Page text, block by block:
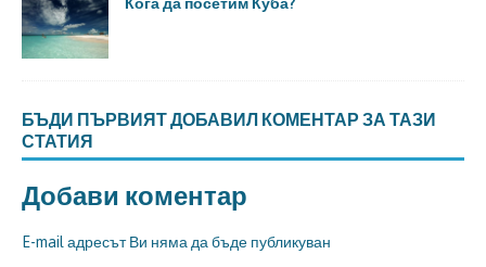
БЪДИ ПЪРВИЯТ ДОБАВИЛ КОМЕНТАР ЗА ТАЗИ
СТАТИЯ
Добави коментар
E-mail адресът Ви няма да бъде публикуван